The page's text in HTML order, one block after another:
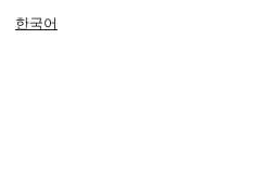
한국어